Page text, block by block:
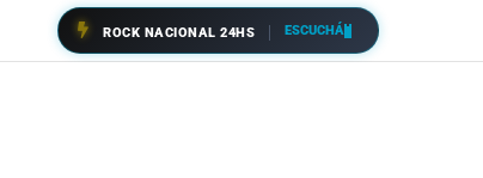
ROCK NACIONAL 24HS ESCUCHÁ